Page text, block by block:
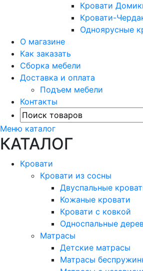
Кровати
Кровати-
Одноярусные
О магазине
Как заказать
Сборка мебели
Доставка и оплата
Подъем мебели
Контакты
Меню каталог
КАТАЛОГ
Кровати
Кровати из сосны
Двуспальные
Кожаные кровати
Кровати с ковкой
Односпальные
Матрасы
Детские матрасы
Матрасы